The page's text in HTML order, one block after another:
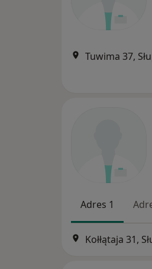
Tuwima 37,
Adres 1
Kołłątaja 31,